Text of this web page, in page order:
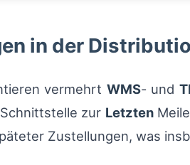
in der
vermehrt WMS- und
zur Letzten
Zustellungen, was